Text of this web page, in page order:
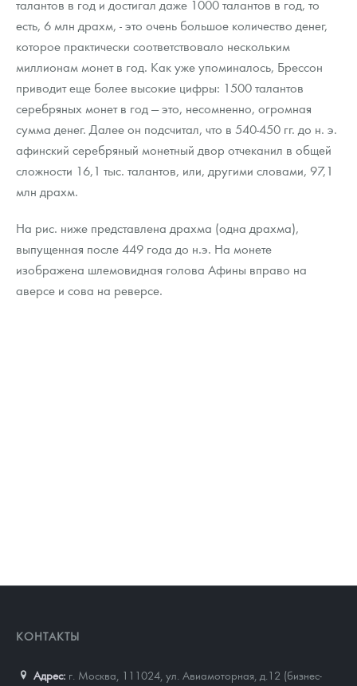
талантов в год и достигал даже 1000 талантов в год, то
есть, 6 млн драхм, - это очень большое количество денег,
которое практически соответствовало нескольким
миллионам монет в год. Как уже упоминалось, Брессон
приводит еще более высокие цифры: 1500 талантов
серебряных монет в год — это, несомненно, огромная
сумма денег. Далее он подсчитал, что в 540-450 гг. до н. э.
афинский серебряный монетный двор отчеканил в общей
сложности 16,1 тыс. талантов, или, другими словами, 97,1
млн драхм.
На рис. ниже представлена драхма (одна драхма),
выпущенная после 449 года до н.э. На монете
изображена шлемовидная голова Афины вправо на
аверсе и сова на реверсе.
КОНТАКТЫ
Адрес: г. Москва, 111024 ул. Авиамоторная, д.12 (бизнес-